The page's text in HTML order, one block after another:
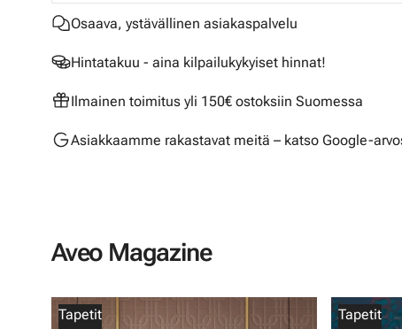
Osaava, ystävällinen asiakaspalvelu
Hintatakuu - aina kilpailukykyiset hinnat!
Ilmainen toimitus yli 150€ ostoksiin Suomessa
Asiakkaamme rakastavat meitä – katso Google-
Aveo Magazine
Tapetit Tapetit